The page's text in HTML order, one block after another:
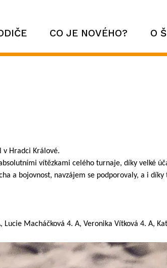
CO JE NOVÉHO? O
v Hradci Králové.
vítězkami celého turnaje, díky velké
a bojovnost, navzájem se podporovaly, a i
Macháčková 4. A, Veronika Vítková 4. A,